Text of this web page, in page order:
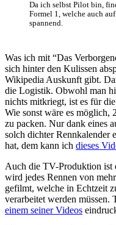
Da ich selbst Pilot bin,
Formel 1, welche auch
spannend.
Was ich mit “Das
sich hinter den Kulissen
Wikipedia Auskunft gibt.
die Logistik. Obwohl man
nichts mitkriegt, ist es für
Wie sonst wäre es möglich,
zu packen. Nur dank eines
solch dichter Rennkalender
hat, dem kann ich dieses
Auch die TV-Produktion ist
wird jedes Rennen von
gefilmt, welche in Echtzeit
verarbeitet werden müssen.
einem seiner Videos